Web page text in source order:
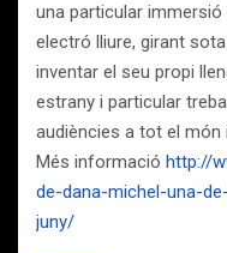
una particular immersió
electró lliure, girant
inventar el seu propi
estrany i particular
audiències a tot el món
Més informació http://
de-dana-michel-una-
juny/